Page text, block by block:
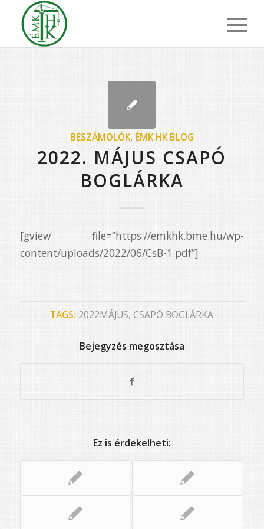
BESZÁMOLÓK, ÉMK HK BLOG
2022. MÁJUS CSAPÓ
BOGLÁRKA
[gview file=”https://emkhk.bme.hu/wp-
content/uploads/2022/06/CsB-1.pdf”]
TAGS: 2022MÁJUS,CSAPÓ BOGLÁRKA
Bejegyzés megosztása
Ez is érdekelheti: